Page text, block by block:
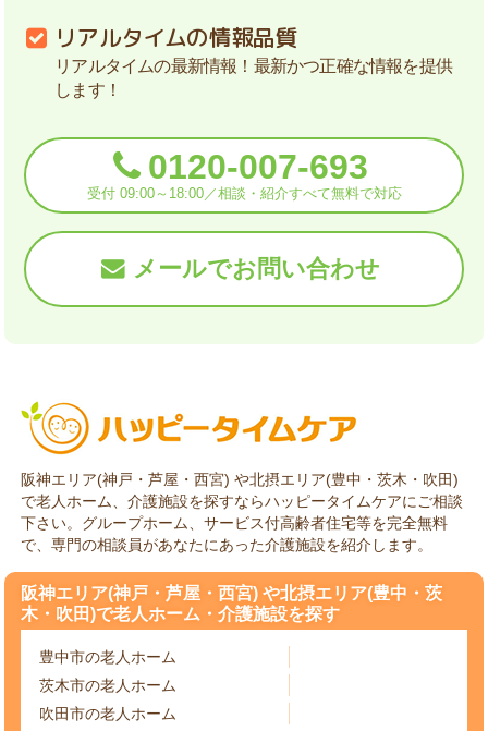
リアルタイムの情報品質
リアルタイムの最新情報！最新かつ正確な情報を提供
します！
0120-007-693
受付 09:00～18:00／相談・紹介すべて無料で対応
メールでお問い合わせ
阪神エリア(神戸・芦屋・西宮) や北摂エリア(豊中・茨木・吹田)
で老人ホーム、介護施設を探すならハッピータイムケアにご相談
下さい。グループホーム、サービス付高齢者住宅等を完全無料
で、専門の相談員があなたにあった介護施設を紹介します。
阪神エリア(神戸・芦屋・西宮) や北摂エリア(豊中・茨
木・吹田)で老人ホーム・介護施設を探す
豊中市の老人ホーム
茨木市の老人ホーム
吹田市の老人ホーム